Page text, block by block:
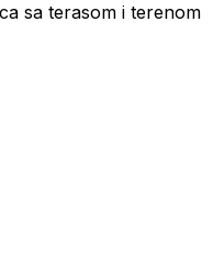
sa terasom i terenom